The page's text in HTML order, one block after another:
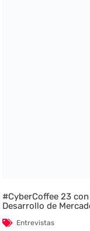
#CyberCoffee 23
Desarrollo de
Entrevistas